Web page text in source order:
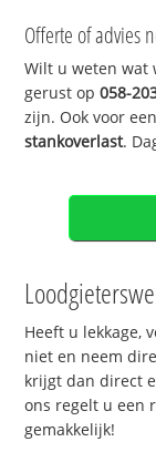
Offerte of advies
Wilt u weten wat
gerust op058-
zijn. Ook voor
stankoverlast.
Heeft u lekkage,
niet en neem
krijgt dan direct
ons regelt u een
gemakkelijk!